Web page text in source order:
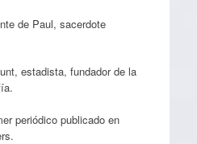
de Paul, sacerdote
estadista, fundador de la
periódico publicado en